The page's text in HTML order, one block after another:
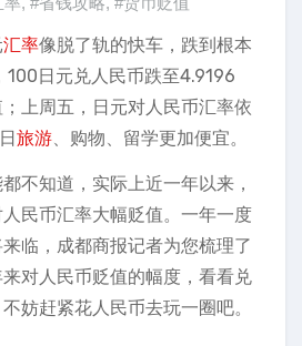
汇率像脱了轨的快车，跌到根本
日元兑人民币跌至4.9196
上周五，日元对人民币汇率依
旅游、购物、留学更加便宜。
不知道，实际上近一年以来，
民币汇率大幅贬值。一年一度
临，成都商报记者为您梳理了
对人民币贬值的幅度，看看兑
妨赶紧花人民币去玩一圈吧。